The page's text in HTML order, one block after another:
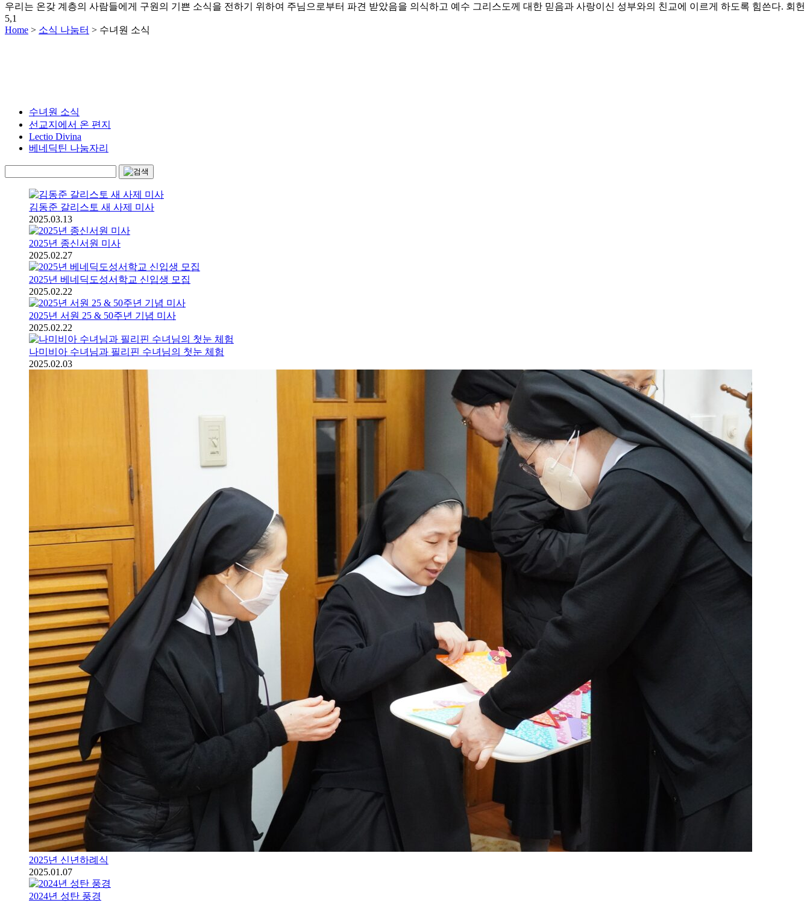
우리는 온갖 계층의 사람들에게 구원의 기쁜 소식을 전하기 위하여 주님으로부터 파견 받았음을 의식하고 예수 그리스도께 대한 믿음과 사랑이신 성부와의 친교에 이르게 하도록 힘쓴다. 회헌
5,1
Home > 소식 나눔터 > 수녀원 소식
수녀원 소식
선교지에서 온 편지
Lectio Divina
베네딕틴 나눔자리
김동준 갈리스토 새 사제 미사
2025.03.13
2025년 종신서원 미사
2025.02.27
2025년 베네딕도성서학교 신입생 모집
2025.02.22
2025년 서원 25 & 50주년 기념 미사
2025.02.22
나미비아 수녀님과 필리핀 수녀님의 첫눈 체험
2025.02.03
2025년 신년하례식
2025.01.07
2024년 성탄 풍경